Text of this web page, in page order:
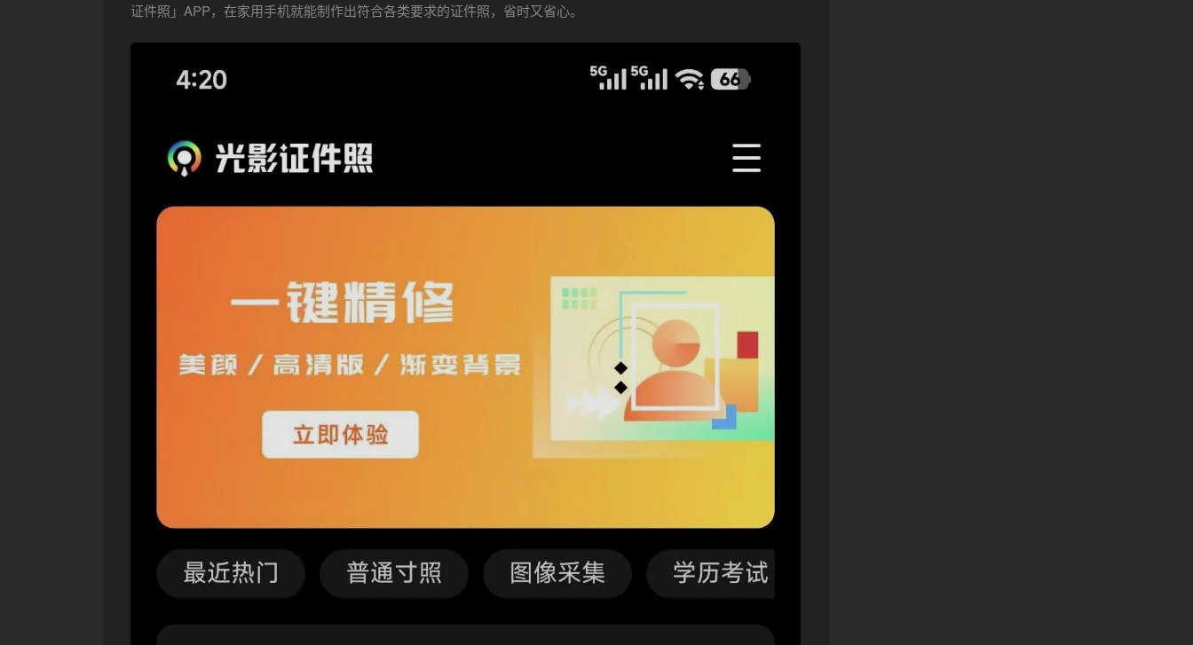
证件照」APP，在家用手机就能制作出符合各类要求的证件照，省时又省心。